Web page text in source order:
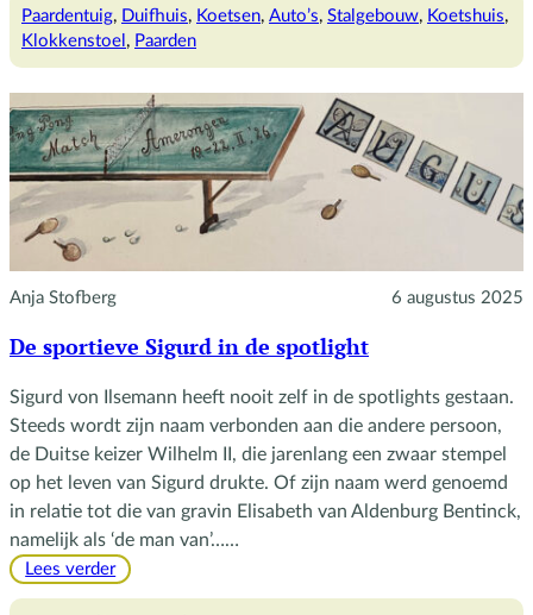
stalgebouw
van
Paardentuig, Duifhuis, Koetsen, Auto’s, Stalgebouw, Koetshuis
Klokkenstoel , Paarden
Anja Stofberg 6 augustus 2025
De sportieve Sigurd in de spotlight
Sigurd von Ilsemann heeft nooit zelf in de spotlights gestaan.
Steeds wordt zijn naam verbonden aan die andere persoon,
de Duitse keizer Wilhelm II, die jarenlang een zwaar stempel
op het leven van Sigurd drukte. Of zijn naam werd genoemd
in relatie tot die van gravin Elisabeth van Aldenburg Bentinck,
namelijk als ‘de man van’……
Lees verder: